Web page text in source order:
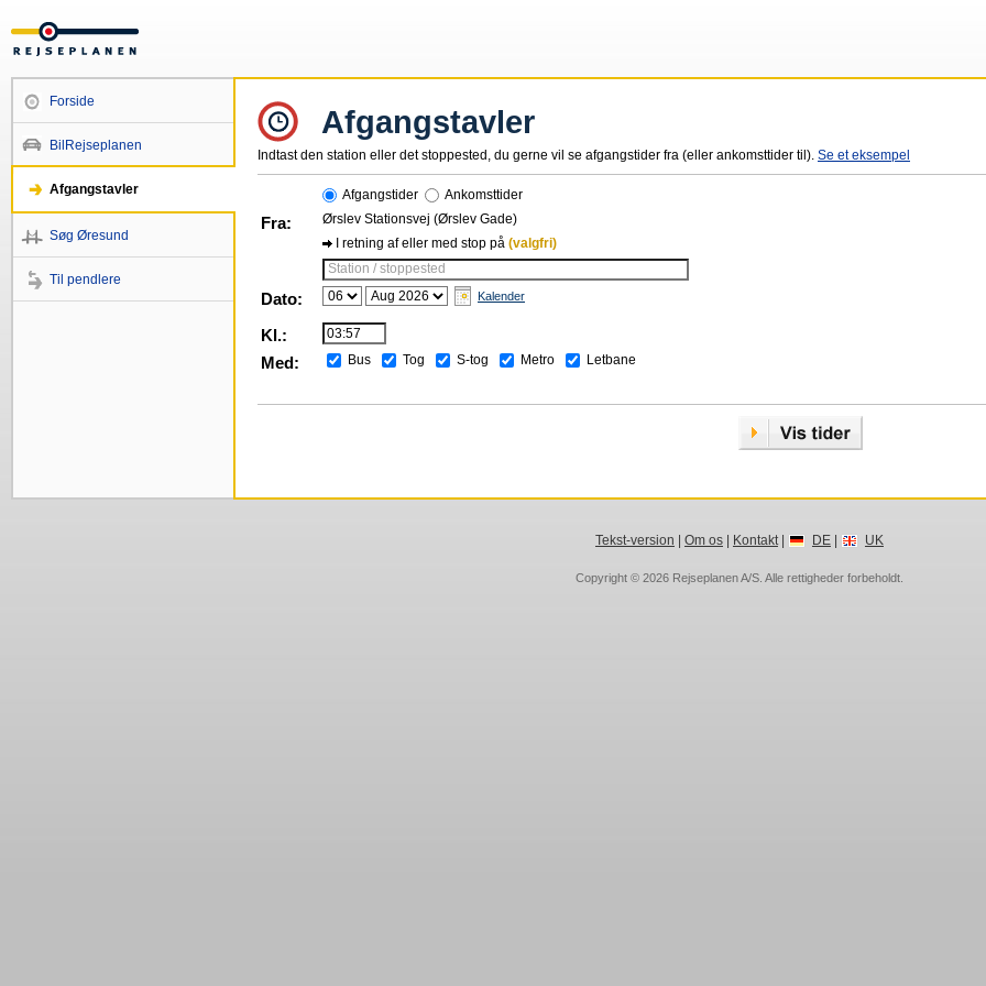
Forside
BilRejseplanen
Afgangstavler
Søg Øresund
Til pendlere
Afgangstavler
Indtast den station eller det stoppested, du gerne vil se afgangstider fra (eller ankomsttider til). Se et eksempel
Afgangstider Ankomsttider
Fra:
Ørslev Stationsvej (Ørslev Gade)
I retning af eller med stop på (valgfri)
Station / stoppested
Dato: Kalender
Kl.:
Med:
Bus Tog S-tog Metro Letbane
Tekst-version Om os| Kontakt| DE| UK
Copyright © 2026 Rejseplanen A/S . Alle rettigheder forbeholdt.